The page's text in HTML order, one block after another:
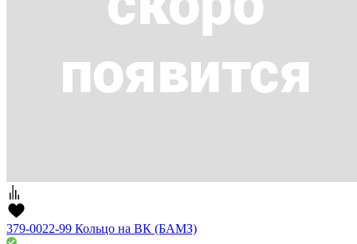
379-0022-99 Кольцо на ВК (БАМЗ)